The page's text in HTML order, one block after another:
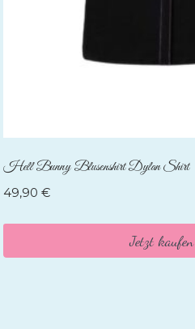
Hell Bunny Blusenshirt Dylan Shirt
49,90 €
Jetzt kaufen